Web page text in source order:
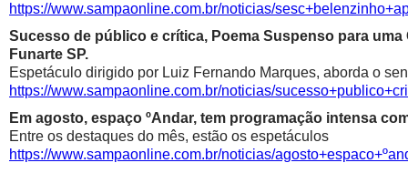
https://www.sampaonline.com.br/noticias/
Sucesso de público e crítica, Poema Suspenso para
Funarte SP.
Espetáculo dirigido por Luiz Fernando Marques, aborda o
https://www.sampaonline.com.br/noticias/
Em agosto, espaço ºAndar, tem programação intensa
Entre os destaques do mês, estão os espetáculos
https://www.sampaonline.com.br/noticias/